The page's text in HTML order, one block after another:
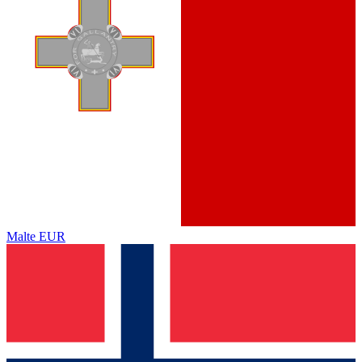
Malte EUR